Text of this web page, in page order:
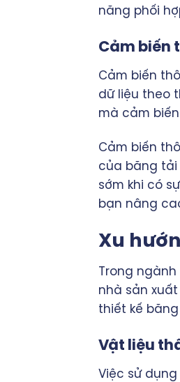
năng phối
Cảm biến
Cảm biến
dữ liệu theo
mà cảm
Cảm biến
của băng tải
sớm khi có
bạn nâng
Xu
Trong
nhà sản
thiết kế
Vật liệu
Việc sử